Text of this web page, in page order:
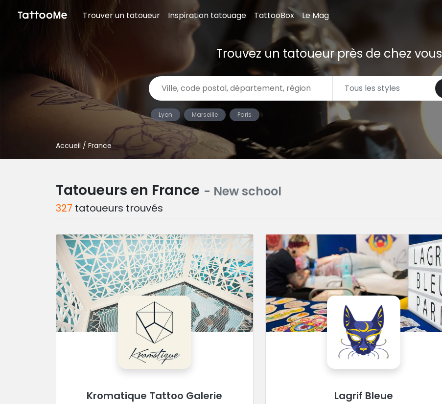
Trouver un tatoueur Inspiration tatouage TattooBox Le Mag
Trouvez un tatoueur près de chez vous
Lyon Marseille Paris
Accueil / France
Tatoueurs en France - New school
327 tatoueurs trouvés
Kromatique Tattoo Galerie Lagrif Bleue